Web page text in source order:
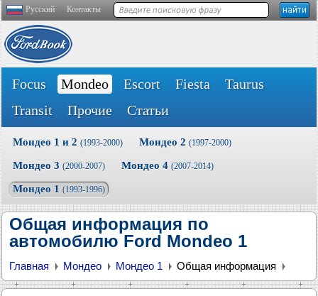
Русский Контакты
Focus Mondeo Escort Fiesta
Taurus
Transit
Прочие Статьи
Мондео 1 и 2 (1993-2000) Мондео 2 (1997-2000)
Мондео 3 (2000-2007) Мондео 4 (2007-2014)
Мондео 1 (1993-1996)
Общая информация по
автомобилю Ford Mondeo 1
Главная Мондео Мондео 1 Общая информация